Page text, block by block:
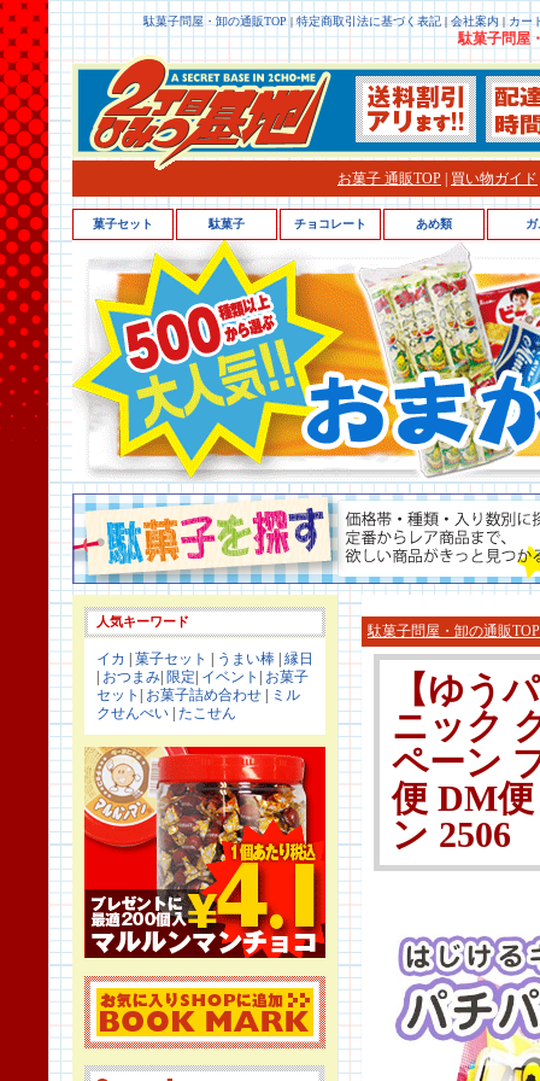
駄菓子問屋・卸の通販TOP | 特定商取引法に基づく表記 | 会社案内 | カー
駄菓子問屋
お菓子 通販TOP 買い物ガイド
人気キーワード
イカ 菓子セット うまい棒 縁日
おつまみ 限定 イベント
お菓子
セット
お菓子詰め合わせ
ミル
クせんべい たこせん
駄菓子問屋・卸の通販TOP
【ゆう
ニック
ペーン
便 DM
ン 2506